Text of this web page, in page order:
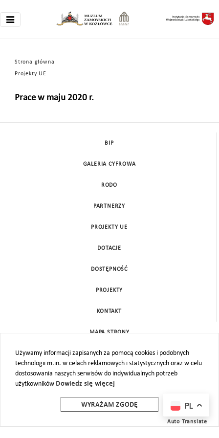
Strona główna
Projekty UE
Prace w maju 2020 r.
Używamy informacji zapisanych za pomocą cookies i podobnych
technologii m.in. w celach reklamowych i statystycznych oraz w celu
dostosowania naszych serwisów do indywidualnych potrzeb
użytkowników Dowiedz się więcej
WYRAŻAM ZGODĘ
BIP
GALERIA CYFROWA
RODO
PARTNERZY
PROJEKTY UE
DOTACJE
DOSTĘPNOŚĆ
PROJEKTY
KONTAKT
MAPA STRONY
PL
Auto Translate